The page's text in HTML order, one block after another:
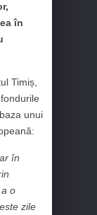
în
Timiș,
unui
în
o
zile